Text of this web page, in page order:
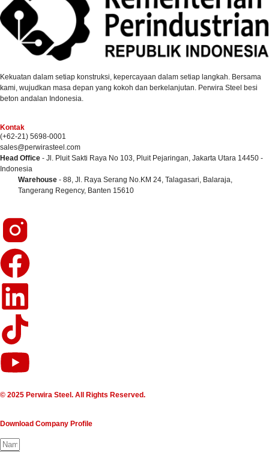
Kekuatan dalam setiap konstruksi, kepercayaan dalam setiap langkah. Bersama
kami, wujudkan masa depan yang kokoh dan berkelanjutan. Perwira Steel besi
beton andalan Indonesia.
Kontak
(+62-21) 5698-0001
sales@perwirasteel.com
Head Office - Jl. Pluit Sakti Raya No 103, Pluit Pejaringan, Jakarta Utara 14450 -
Indonesia
Warehouse - 88, Jl. Raya Serang No.KM 24, Talagasari, Balaraja,
Tangerang Regency, Banten 15610
© 2025 Perwira Steel. All Rights Reserved.
Download Company Profile